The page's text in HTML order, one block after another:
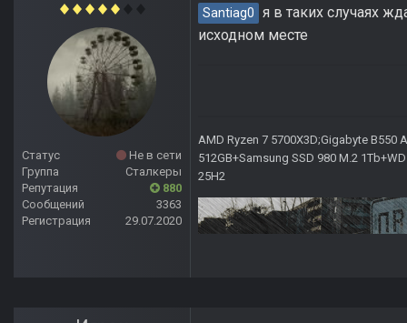
Статус
Не в сети
Группа
Сталкеры
Репутация
880
Сообщений
3363
Регистрация
29.07.2020
Santiag0 я в таких случаях
исходном месте
AMD Ryzen 7 5700X3D;Gigabyte B550
512GB+Samsung SSD 980 M.2
25H2